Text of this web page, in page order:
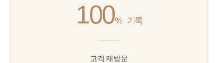
100% 기록
고객 재방문